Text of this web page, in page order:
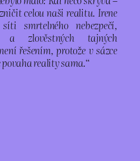
celou naši realitu. Irene
smrtelného nebezpečí,
a zlověstných tajných
řešením, protože v sázce
reality sama.“